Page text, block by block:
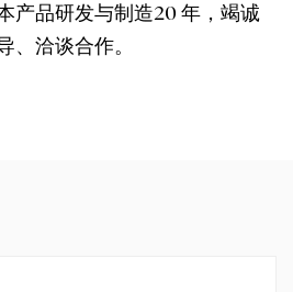
产品研发与制造20 年，竭诚
、洽谈合作。